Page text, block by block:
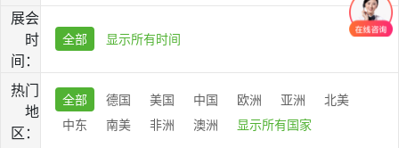
展会
时
间：
全部 显示所有时间
热门
地
区：
全部 德国 美国 中国 欧洲 亚洲
北美
中东
南美 非洲 澳洲 显示所有国家